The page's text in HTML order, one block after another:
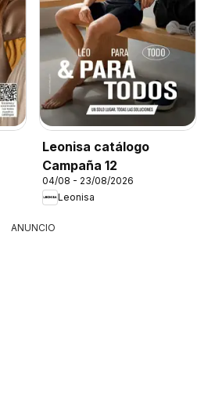
Leonisa catálogo
Campaña 12
04/08 - 23/08/2026
Leonisa
ANUNCIO